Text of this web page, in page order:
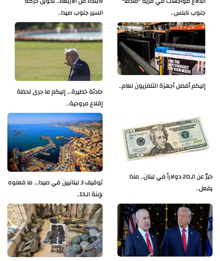
السير جنوب صيدا..
جنوب نابلس..
حادثة خطيرة... إليكم ما جرى لحظة
إقلاع مروحية..
إليكم أفضل أجهزة التلفزيون لعام..
توقيف 3 لبنانيين في صيدا... ما فعلوه
بإبنة الـ13..
خبرٌ عن الـ20 دولاراً في لبنان.. ماذا
يفعل..